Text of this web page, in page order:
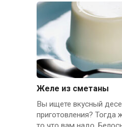
Желе из сметаны
Вы ищете вкусный
приготовления? Тогда